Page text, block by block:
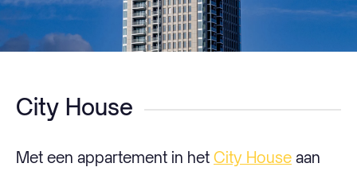
City House
Met een appartement in het City House aan